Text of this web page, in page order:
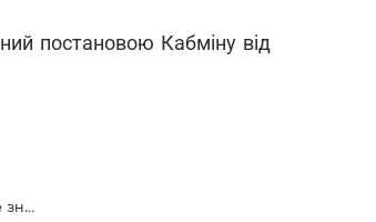
постановою Кабміну від
Від'ємне значення ПДВ, сформоване до 01.01.2015 р., нікуди не зникне – ДФСУ